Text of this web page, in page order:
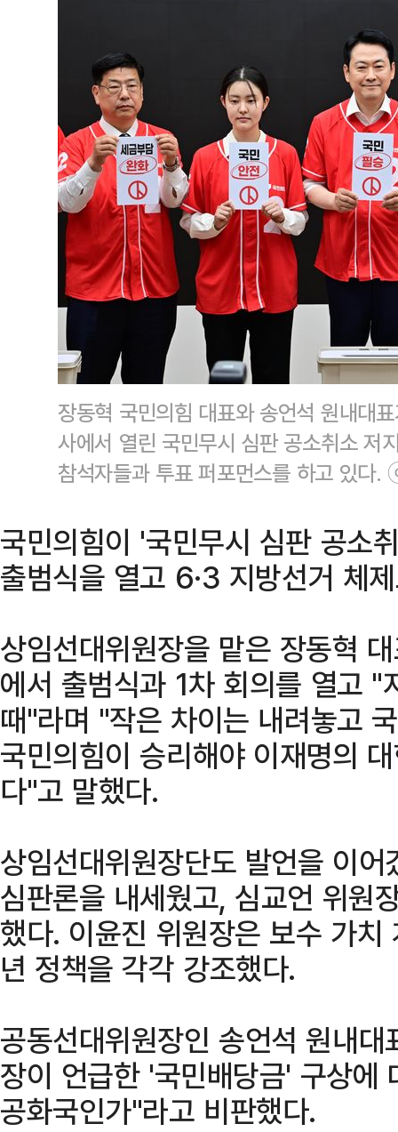
장동혁 국민의힘 대표와 송언석 원내대
사에서 열린 국민무시 심판 공소취소 저
참석자들과 투표 퍼포먼스를 하고 있다
국민의힘이 '국민무시 심판 공소
출범식을 열고 6·3 지방선거 체
상임선대위원장을 맡은 장동혁
에서 출범식과 1차 회의를 열고
때"라며 "작은 차이는 내려놓고
국민의힘이 승리해야 이재명의
다"고 말했다.
상임선대위원장단도 발언을 이
심판론을 내세웠고, 심교언 위원
했다. 이윤진 위원장은 보수 가
년 정책을 각각 강조했다.
공동선대위원장인 송언석 원내
장이 언급한 '국민배당금' 구상에
공화국인가"라고 비판했다.